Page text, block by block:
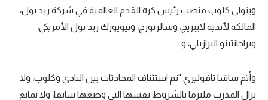
ويتولى كلوب منصب رئيس كرة القدم العالمية في شركة ريد بول،
المالكة لأندية لايبزيج، وسالزبورج، ونيويورك ريد بول الأمريكي،
وبراجانتينو البرازيلي، و
وأتم ساشا تافوليري "تم استئناف المحادثات بين النادي وكلوب، ولا
يزال المدرب ملتزما بالشروط نفسها التي وضعها سابقا، ولا يمانع